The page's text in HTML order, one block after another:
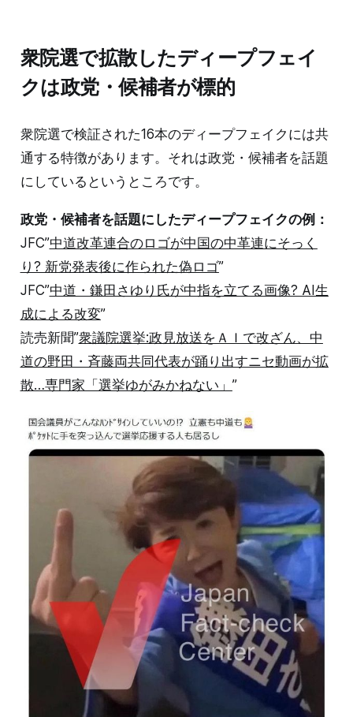
衆院選で拡散したディープフェイ
クは政党・候補者が標的
衆院選で検証された16本のディープフェイクには共
通する特徴があります。それは政党・候補者を話題
にしているというところです。
政党・候補者を話題にしたディープフェイクの例：
JFC”中道改革連合のロゴが中国の中革連にそっく
り? 新党発表後に作られた偽ロゴ”
JFC”中道・鎌田さゆり氏が中指を立てる画像? AI生
成による改変”
読売新聞”衆議院選挙:政見放送をＡＩで改ざん、中
道の野田・斉藤両共同代表が踊り出すニセ動画が拡
散…専門家「選挙ゆがみかねない」 ”